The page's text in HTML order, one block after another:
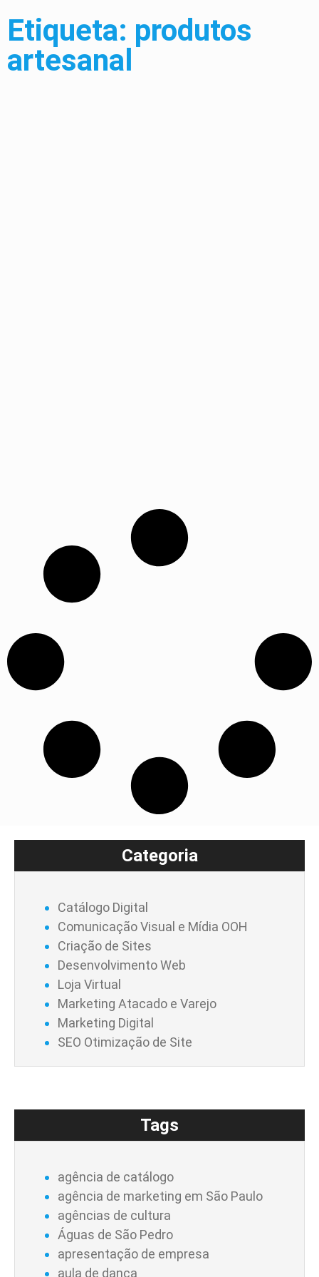
Etiqueta: produtos
artesanal
Categoria
Catálogo Digital
Comunicação Visual e Mídia OOH
Criação de Sites
Desenvolvimento Web
Loja Virtual
Marketing Atacado e Varejo
Marketing Digital
SEO Otimização de Site
Tags
agência de catálogo
agência de marketing em São Paulo
agências de cultura
Águas de São Pedro
apresentação de empresa
aula de dança